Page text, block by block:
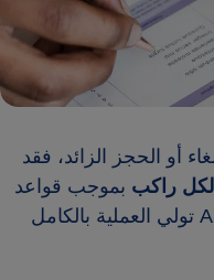
أو الحجز الزائد، فقد
بموجب قواعد
الاتحاد الأوروبي — ويمكن لـ AirHelp تولي العملية بالكامل